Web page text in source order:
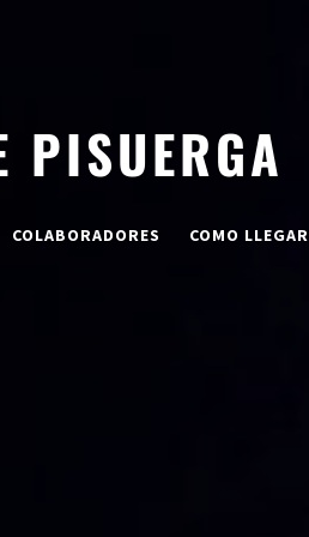
PISUERGA
COLABORADORES COMO LLEGAR